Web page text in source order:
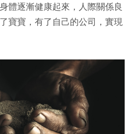
體逐漸健康起來，人際關係良
寶寶，有了自己的公司，實現